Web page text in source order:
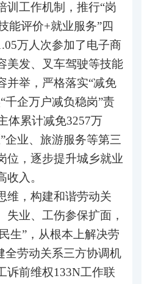
训工作机制，推行“岗
能评价+就业服务”四
万人次参加了电子商
美发、叉车驾驶等技能
并举，严格落实“减免
千企万户减负稳岗”责
体累计减免3257万
企业、旅游服务等第三
位，逐步提升城乡就业
入。
维，构建和谐劳动关
失业、工伤参保扩面，
生”，从根本上解决劳
全劳动关系三方协调机
诉前维权133N工作联